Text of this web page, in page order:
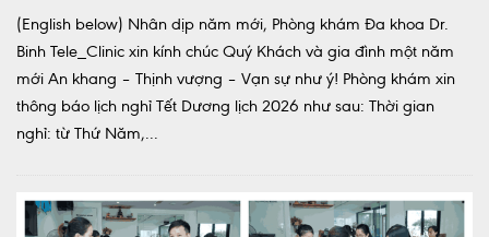
(English below) Nhân dịp năm mới, Phòng khám Đa khoa Dr.
Binh Tele_Clinic xin kính chúc Quý Khách và gia đình một năm
mới An khang – Thịnh vượng – Vạn sự như ý! Phòng khám xin
thông báo lịch nghỉ Tết Dương lịch 2026 như sau: Thời gian
nghỉ: từ Thứ Năm,...